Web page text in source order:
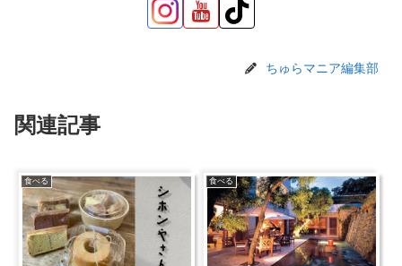
ちゅらマニア編集部
関連記事
食べる 食べる